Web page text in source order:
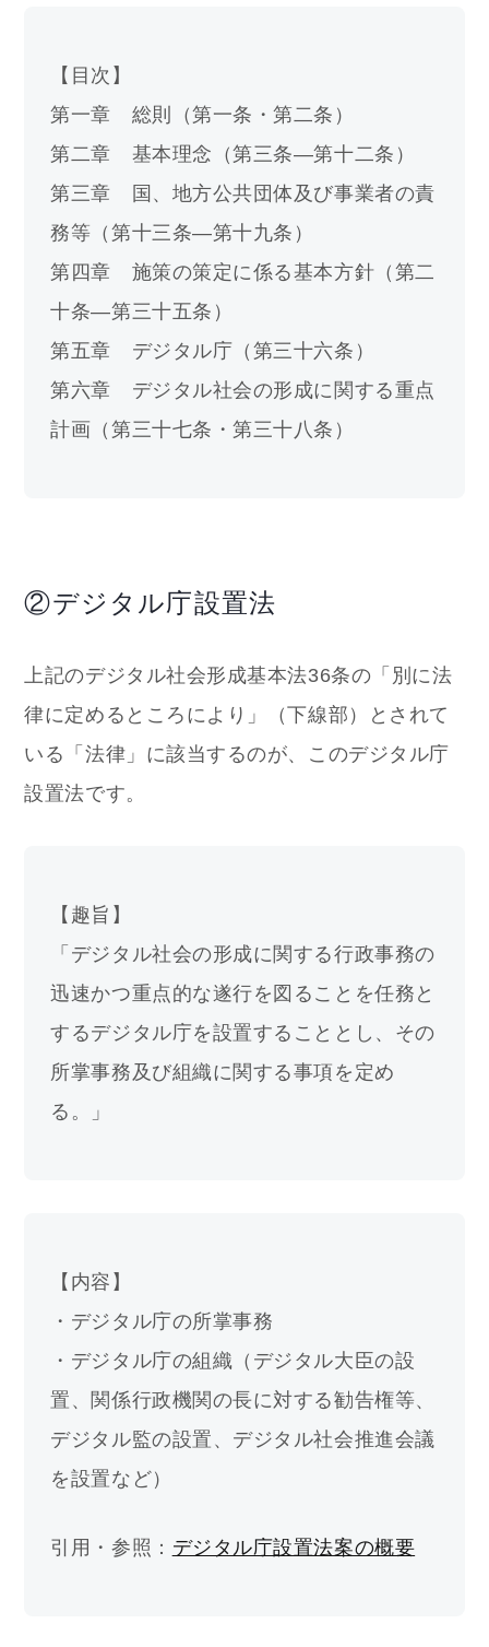
【目次】
第一章　総則（第一条・第二条）
第二章　基本理念（第三条―第十二条）
第三章　国、地方公共団体及び事業者の責
務等（第十三条―第十九条）
第四章　施策の策定に係る基本方針（第二
十条―第三十五条）
第五章　デジタル庁（第三十六条）
第六章　デジタル社会の形成に関する重点
計画（第三十七条・第三十八条）
②デジタル庁設置法
上記のデジタル社会形成基本法36条の「別に法
律に定めるところにより」（下線部）とされて
いる「法律」に該当するのが、このデジタル庁
設置法です。
【趣旨】
「デジタル社会の形成に関する行政事務の
迅速かつ重点的な遂行を図ることを任務と
するデジタル庁を設置することとし、その
所掌事務及び組織に関する事項を定め
る。」
【内容】
・ デジタル庁の所掌事務
・デジタル庁の組織（デジタル大臣の設
置、関係行政機関の長に対する勧告権等、
デジタル監の設置、デジタル社会推進会議
を設置など）
引用・参照： デジタル庁設置法案の概要